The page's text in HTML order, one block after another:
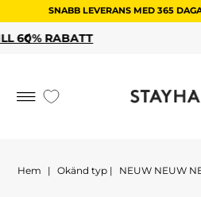
SNABB LEVERANS MED 365
HANDLA
Hem | Okänd typ | NEUW NEUW